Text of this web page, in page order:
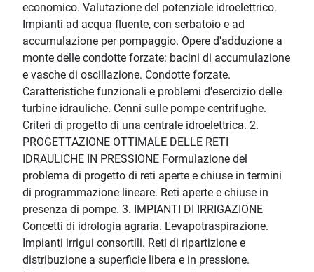
economico. Valutazione del potenziale idroelettrico.
Impianti ad acqua fluente, con serbatoio e ad
accumulazione per pompaggio. Opere d'adduzione a
monte delle condotte forzate: bacini di accumulazione
e vasche di oscillazione. Condotte forzate.
Caratteristiche funzionali e problemi d'esercizio delle
turbine idrauliche. Cenni sulle pompe centrifughe.
Criteri di progetto di una centrale idroelettrica. 2.
PROGETTAZIONE OTTIMALE DELLE RETI
IDRAULICHE IN PRESSIONE Formulazione del
problema di progetto di reti aperte e chiuse in termini
di programmazione lineare. Reti aperte e chiuse in
presenza di pompe. 3. IMPIANTI DI IRRIGAZIONE
Concetti di idrologia agraria. L'evapotraspirazione.
Impianti irrigui consortili. Reti di ripartizione e
distribuzione a superficie libera e in pressione.